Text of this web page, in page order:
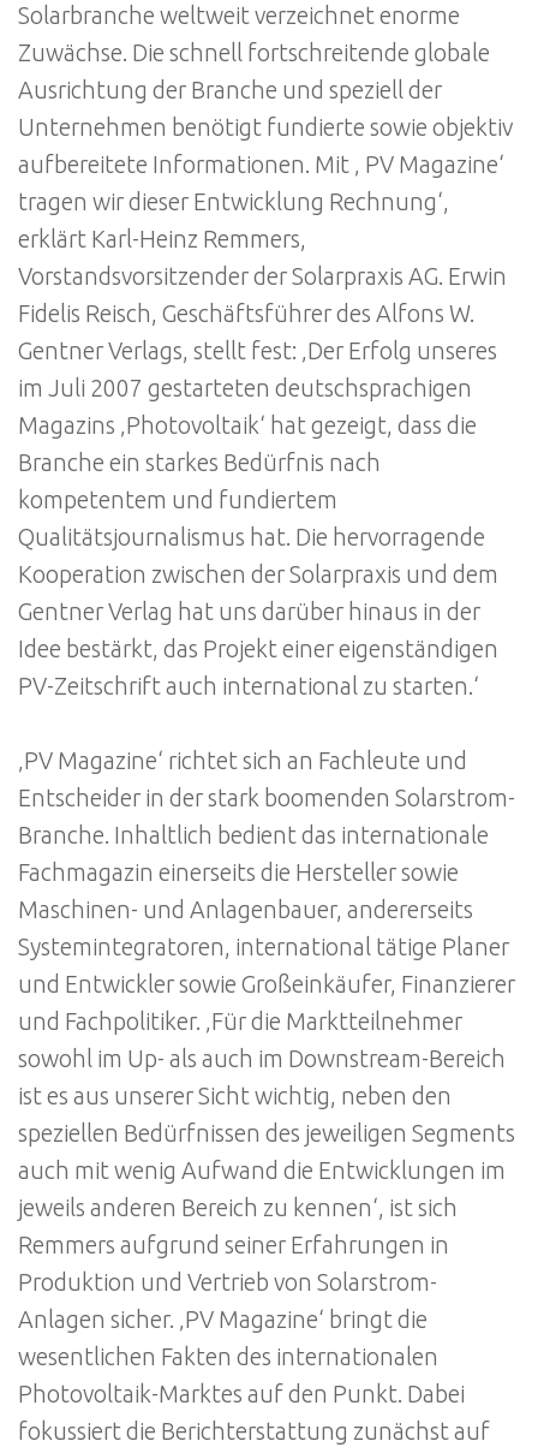
Solarbranche weltweit verzeichnet enorme
Zuwächse. Die schnell fortschreitende globale
Ausrichtung der Branche und speziell der
Unternehmen benötigt fundierte sowie objektiv
aufbereitete Informationen. Mit ‚ PV Magazine‘
tragen wir dieser Entwicklung Rechnung‘,
erklärt Karl-Heinz Remmers,
Vorstandsvorsitzender der Solarpraxis AG. Erwin
Fidelis Reisch, Geschäftsführer des Alfons W.
Gentner Verlags, stellt fest: ‚Der Erfolg unseres
im Juli 2007 gestarteten deutschsprachigen
Magazins ‚Photovoltaik‘ hat gezeigt, dass die
Branche ein starkes Bedürfnis nach
kompetentem und fundiertem
Qualitätsjournalismus hat. Die hervorragende
Kooperation zwischen der Solarpraxis und dem
Gentner Verlag hat uns darüber hinaus in der
Idee bestärkt, das Projekt einer eigenständigen
PV-Zeitschrift auch international zu starten.‘
‚PV Magazine‘ richtet sich an Fachleute und
Entscheider in der stark boomenden Solarstrom-
Branche. Inhaltlich bedient das internationale
Fachmagazin einerseits die Hersteller sowie
Maschinen- und Anlagenbauer, andererseits
Systemintegratoren, international tätige Planer
und Entwickler sowie Großeinkäufer, Finanzierer
und Fachpolitiker. ‚Für die Marktteilnehmer
sowohl im Up- als auch im Downstream-Bereich
ist es aus unserer Sicht wichtig, neben den
speziellen Bedürfnissen des jeweiligen Segments
auch mit wenig Aufwand die Entwicklungen im
jeweils anderen Bereich zu kennen‘, ist sich
Remmers aufgrund seiner Erfahrungen in
Produktion und Vertrieb von Solarstrom-
Anlagen sicher. ‚PV Magazine‘ bringt die
wesentlichen Fakten des internationalen
Photovoltaik-Marktes auf den Punkt. Dabei
fokussiert die Berichterstattung zunächst auf